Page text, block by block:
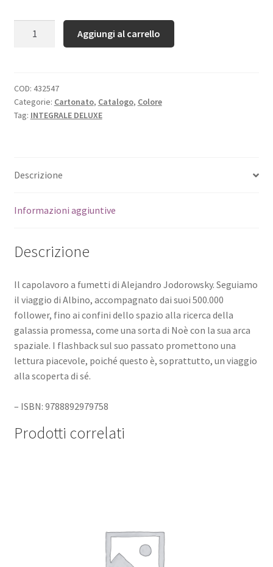
Aggiungi al carrello
COD: 432547
Categorie: Cartonato, Catalogo, Colore
Tag: INTEGRALE DELUXE
Descrizione
Informazioni aggiuntive
Descrizione
Il capolavoro a fumetti di Alejandro Jodorowsky. Seguiamo
il viaggio di Albino, accompagnato dai suoi 500.000
follower, fino ai confini dello spazio alla ricerca della
galassia promessa, come una sorta di Noè con la sua arca
spaziale. I flashback sul suo passato promettono una
lettura piacevole, poiché questo è, soprattutto, un viaggio
alla scoperta di sé.
– ISBN: 9788892979758
Prodotti correlati